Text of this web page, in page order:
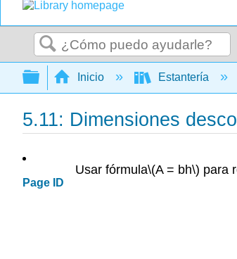
Buscar
Expandir/contraer
Inicio Estantería
5.11: Dimensiones
Page ID
Usar fórmula\(A = bh\) para